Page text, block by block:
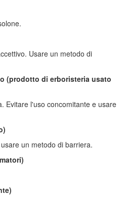
Usare un metodo di
(prodotto di erboristeria usato
Evitare l'uso concomitante e usare
un metodo di barriera.